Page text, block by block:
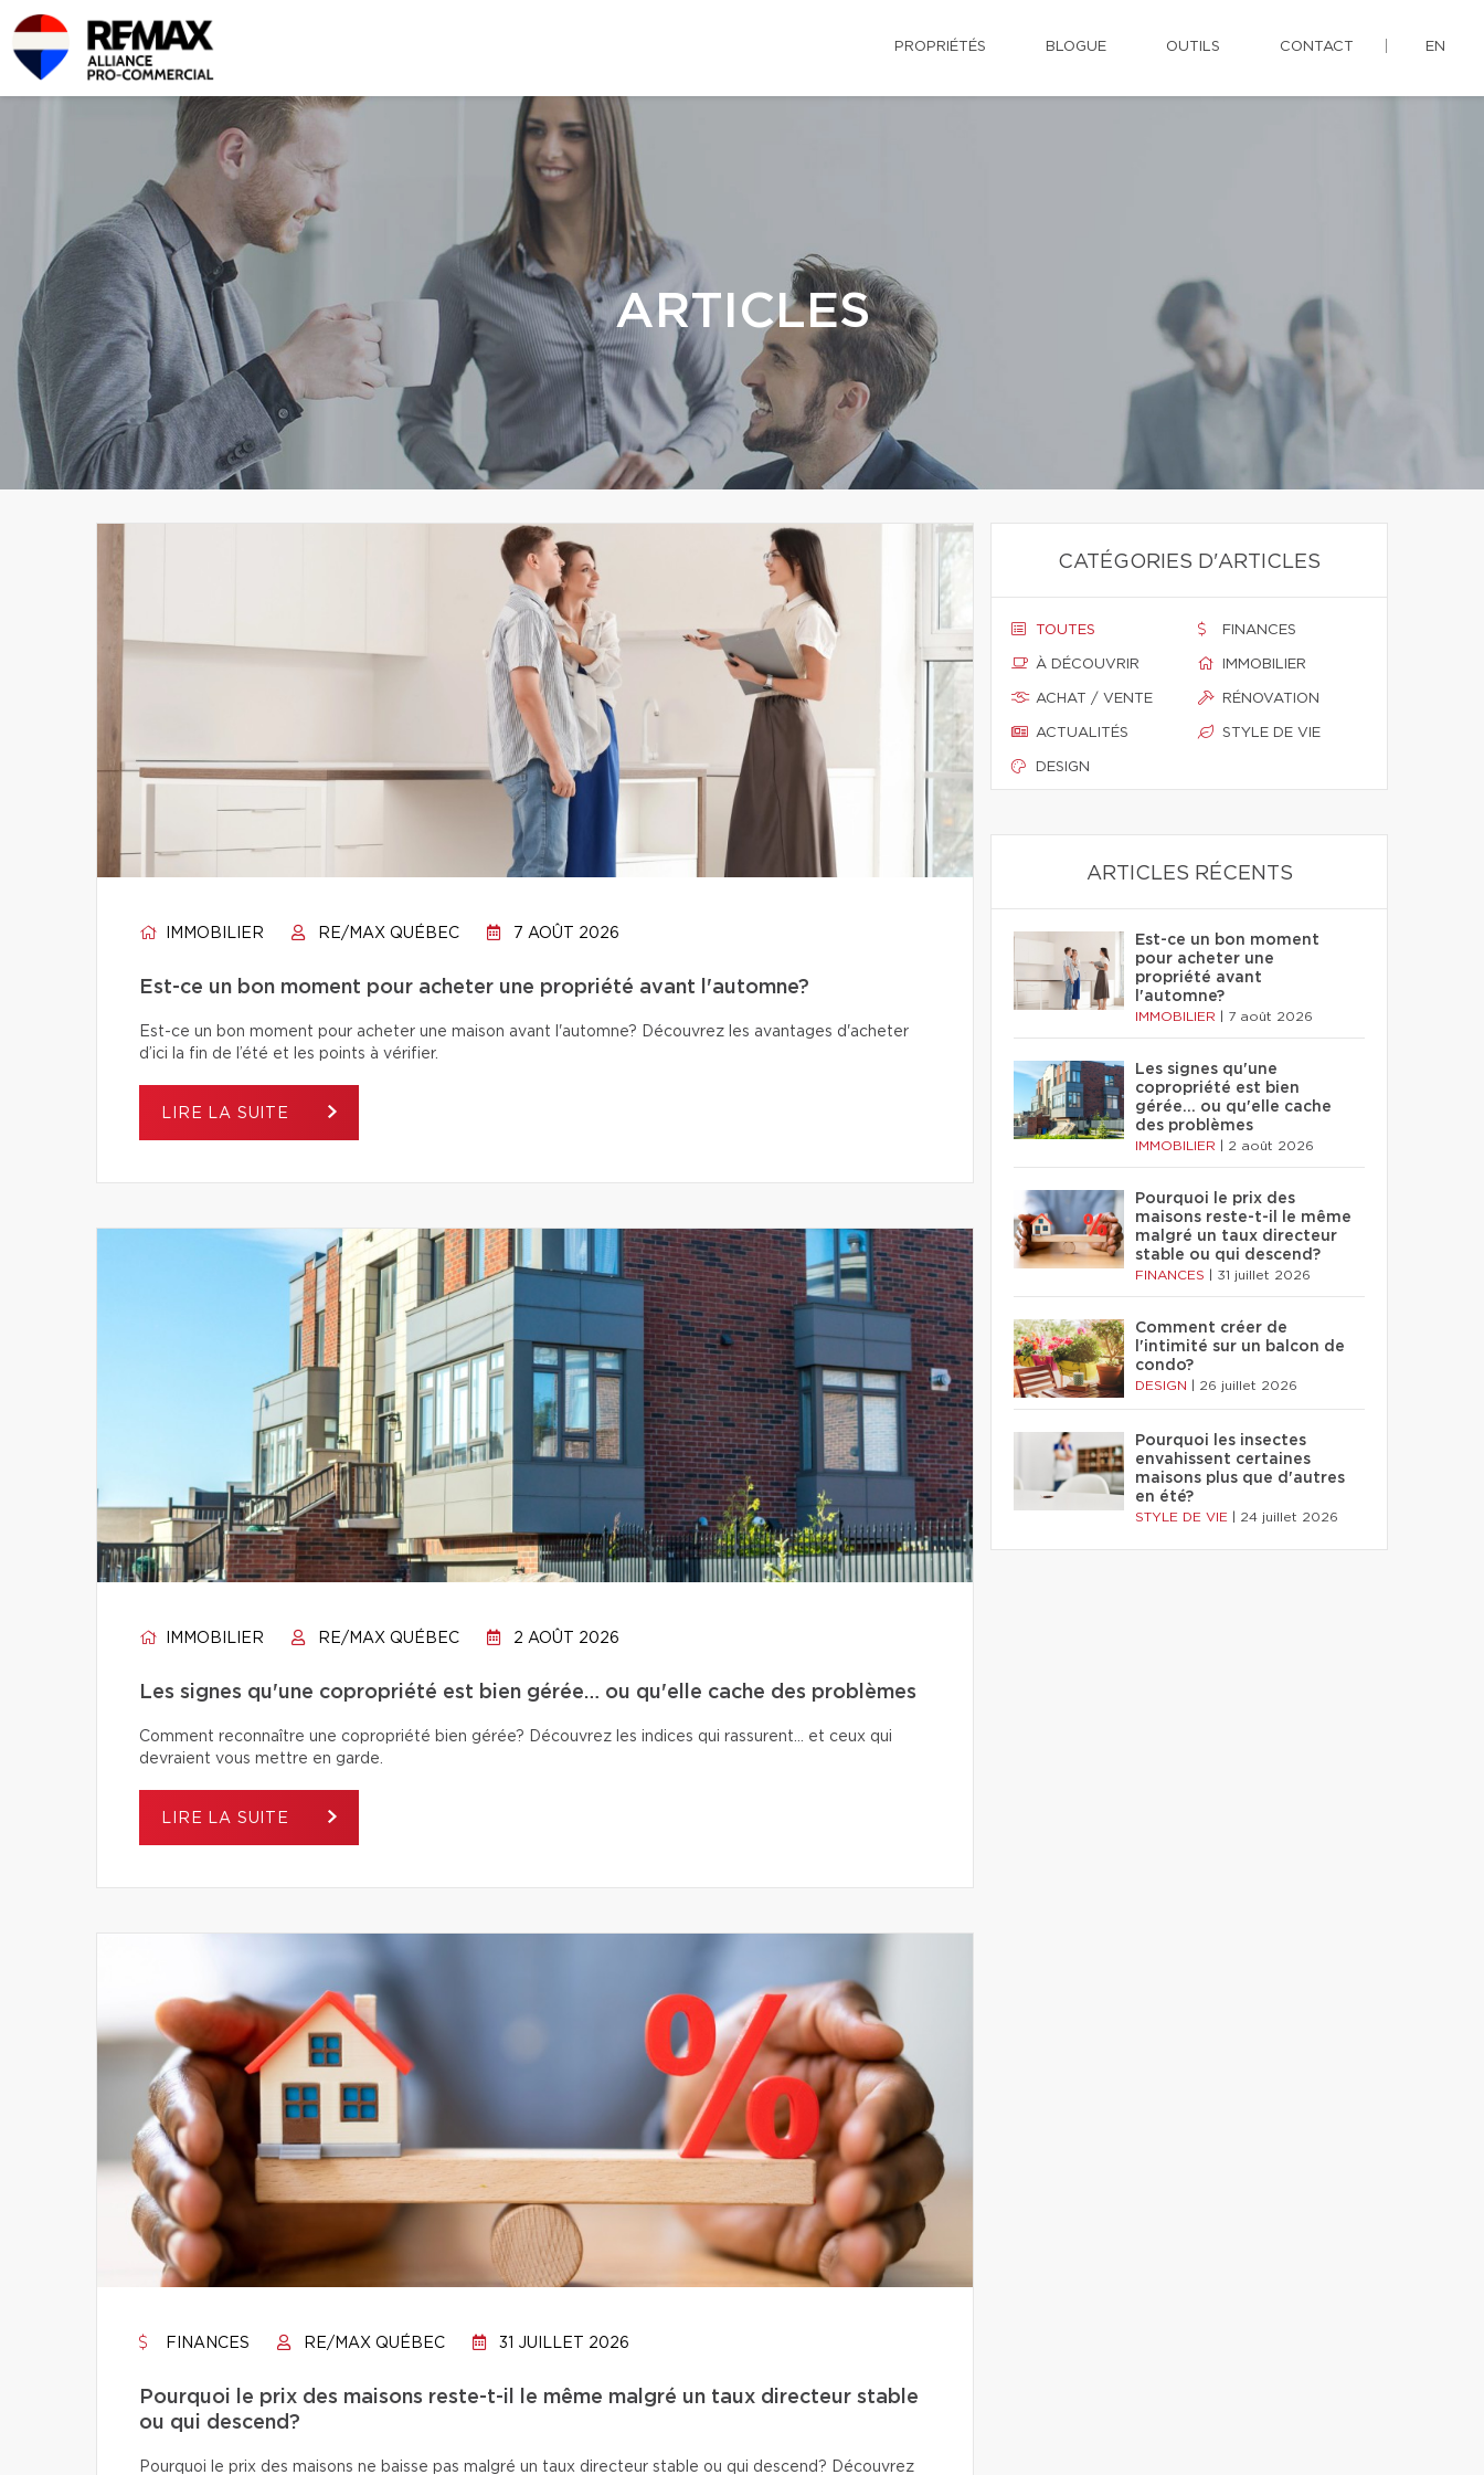
PROPRIÉTÉS BLOGUE OUTILS CONTACT EN
ARTICLES
IMMOBILIER RE/MAX QUÉBEC 7 AOÛT 2026
Est-ce un bon moment pour acheter une propriété avant l'automne?
Est-ce un bon moment pour acheter une maison avant l'automne? Découvrez les avantages d'acheter
d’ici la fin de l’été et les points à vérifier.
LIRE LA SUITE
IMMOBILIER RE/MAX QUÉBEC 2 AOÛT 2026
Les signes qu'une copropriété est bien gérée… ou qu'elle cache des problèmes
Comment reconnaître une copropriété bien gérée? Découvrez les indices qui rassurent… et ceux qui
devraient vous mettre en garde.
LIRE LA SUITE
FINANCES RE/MAX QUÉBEC 31 JUILLET 2026
Pourquoi le prix des maisons reste-t-il le même malgré un taux directeur stable
ou qui descend?
Pourquoi le prix des maisons ne baisse pas malgré un taux directeur stable ou qui descend? Découvrez
CATÉGORIES D'ARTICLES
TOUTES
À DÉCOUVRIR
ACHAT / VENTE
ACTUALITÉS
DESIGN
FINANCES
IMMOBILIER
RÉNOVATION
STYLE DE VIE
ARTICLES RÉCENTS
Est-ce un bon moment
pour acheter une
propriété avant
l'automne?
IMMOBILIER 7 août 2026
Les signes qu'une
copropriété est bien
gérée… ou qu'elle cache
des problèmes
IMMOBILIER 2 août 2026
Pourquoi le prix des
maisons reste-t-il le même
malgré un taux directeur
stable ou qui descend?
FINANCES 31 juillet 2026
Comment créer de
l'intimité sur un balcon de
condo?
DESIGN 26 juillet 2026
Pourquoi les insectes
envahissent certaines
maisons plus que d'autres
en été?
STYLE DE VIE 24 juillet 2026